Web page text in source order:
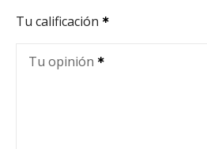
Tu calificación
Tu opinión